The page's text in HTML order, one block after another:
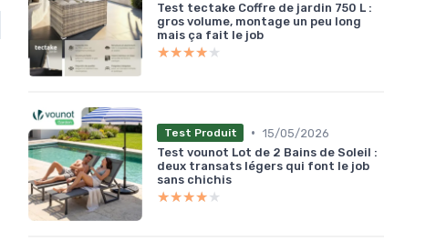
Test tectake Coffre de jardin 750 L :
gros volume, montage un peu long
mais ça fait le job
★★★★★
★★★★★
Test Produit • 15/05/2026
Test vounot Lot de 2 Bains de Soleil :
deux transats légers qui font le job
sans chichis
★★★★★
★★★★★